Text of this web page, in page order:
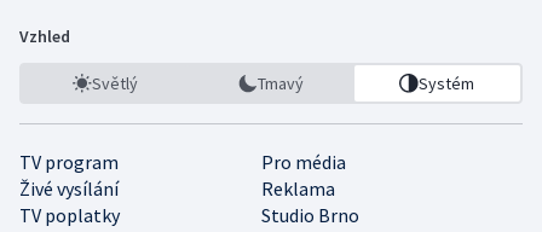
Vzhled
Světlý Tmavý Systém
TV program
Pro média
Živé vysílání
Reklama
TV poplatky
Studio Brno